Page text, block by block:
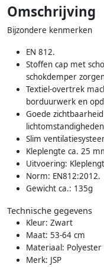
Omschrijving
Bijzondere kenmerken
EN 812.
Stoffen cap met
schokdemper
Textiel-overtrek
borduurwerk en
Goede
Slim
Kleplengte ca. 25
Uitvoering:
Norm: EN812:2012.
Gewicht ca.: 135g
Technische gegevens
Kleur: Zwart
Maat: 53-64 cm
Materiaal: Polyester
Merk: JSP